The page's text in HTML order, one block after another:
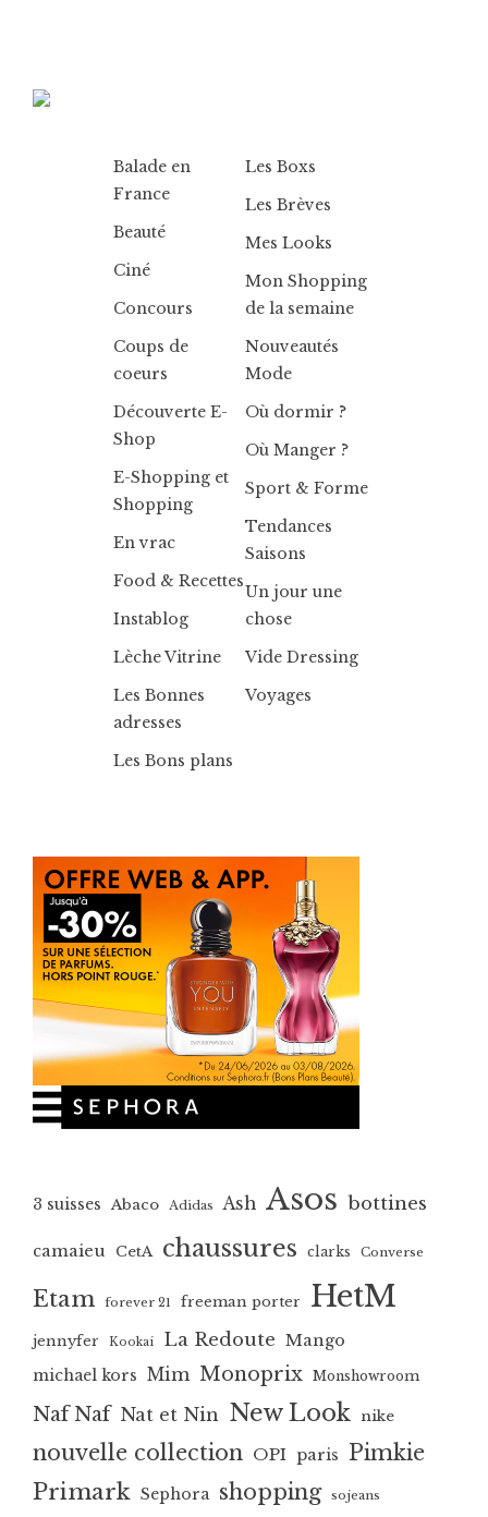
Balade en
France
Beauté
Ciné
Concours
Coups de
coeurs
Découverte E-
Shop
E-Shopping et
Shopping
En vrac
Food & Recettes
Instablog
Lèche Vitrine
Les Bonnes
adresses
Les Bons plans
Les Boxs
Les Brèves
Mes Looks
Mon Shopping
de la semaine
Nouveautés
Mode
Où dormir ?
Où Manger ?
Sport & Forme
Tendances
Saisons
Un jour une
chose
Vide Dressing
Voyages
3 suisses Abaco Adidas Ash Asos bottines
camaieu CetA chaussures clarks Converse
Etam forever 21 freeman porter HetM
jennyfer Kookai La Redoute Mango
michael kors Mim Monoprix Monshowroom
Naf Naf Nat et Nin New Look nike
nouvelle collection OPI paris Pimkie
Primark Sephora shopping sojeans